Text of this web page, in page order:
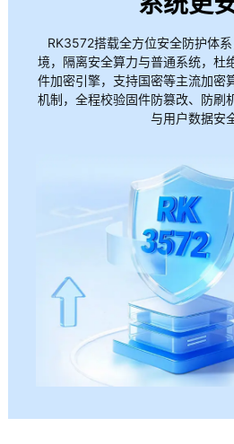
RK3572搭载全方位安全防护体
境，隔离安全算力与普通系统，杜
件加密引擎，支持国密等主流加密
机制，全程校验固件防篡改、防刷
与用户数据安